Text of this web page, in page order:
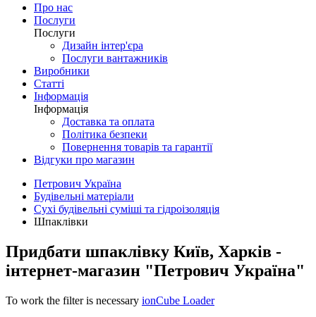
Про нас
Послуги
Послуги
Дизайн інтер'єра
Послуги вантажників
Виробники
Статті
Інформація
Інформація
Доставка та оплата
Політика безпеки
Повернення товарів та гарантії
Відгуки про магазин
Петрович Україна
Будівельні матеріали
Сухі будівельні суміші та гідроізоляція
Шпаклівки
Придбати шпаклівку Київ, Харків -
інтернет-магазин "Петрович Україна"
To work the filter is necessary ionCube Loader